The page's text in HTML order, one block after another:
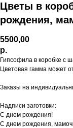
Цветы в
рождения,
5500,00
р.
Гипсофила в коробке с
Цветовая гамма может
Заказы на
Надписи заготовки:
С днем рождения!
С днем рождения,